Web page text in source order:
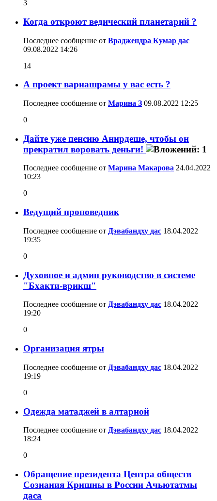
3
Когда откроют ведический планетарий ?
Последнее сообщение от Враджендра Кумар дас
09.08.2022 14:26
14
А проект варнашрамы у вас есть ?
Последнее сообщение от Марина З 09.08.2022 12:25
0
Дайте уже пенсию Анирдеше, чтобы он
прекратил воровать деньги!
Последнее сообщение от Марина Макарова 24.04.2022
10:23
0
Ведущий проповедник
Последнее сообщение от Дэвабандху дас 18.04.2022
19:35
0
Духовное и админ руководство в системе
"Бхакти-врикш"
Последнее сообщение от Дэвабандху дас 18.04.2022
19:20
0
Организация ятры
Последнее сообщение от Дэвабандху дас 18.04.2022
19:19
0
Одежда матаджей в алтарной
Последнее сообщение от Дэвабандху дас 18.04.2022
18:24
0
Обращение президента Центра обществ
Сознания Кришны в России Ачьютатмы
даса